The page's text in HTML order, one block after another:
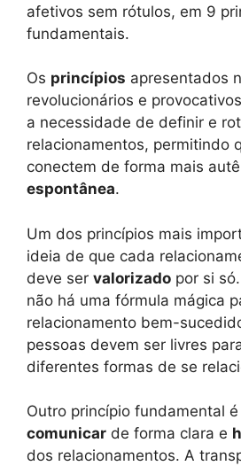
afetivos sem rótulos, em 9
fundamentais.
Os princípios apresentados
revolucionários e
a necessidade de definir e
relacionamentos, permitindo
conectem de forma mais
espontânea.
Um dos princípios mais
ideia de que cada
deve ser valorizado por si
não há uma fórmula mágica
relacionamento bem-
pessoas devem ser livres
diferentes formas de se
Outro princípio fundamental
comunicar de forma clara e
dos relacionamentos. A